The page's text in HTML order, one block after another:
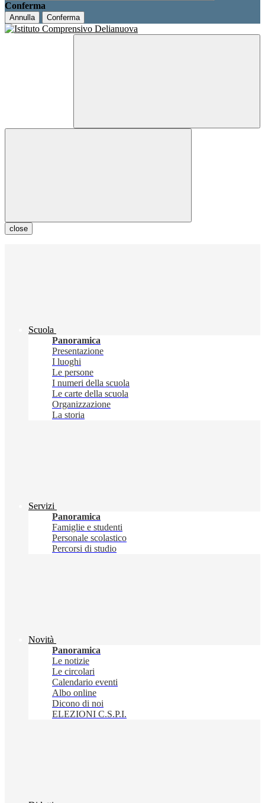
Conferma
Annulla Conferma
close
Scuola
Panoramica
Presentazione
I luoghi
Le persone
I numeri della scuola
Le carte della scuola
Organizzazione
La storia
Servizi
Panoramica
Famiglie e studenti
Personale scolastico
Percorsi di studio
Novità
Panoramica
Le notizie
Le circolari
Calendario eventi
Albo online
Dicono di noi
ELEZIONI C.S.P.I.